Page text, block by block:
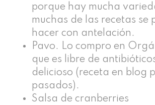
porque hay mucha
muchas de las recetas se
hacer con antelación.
Pavo. Lo compro en
que es libre de
delicioso (receta en blog
pasados).
Salsa de cranberries